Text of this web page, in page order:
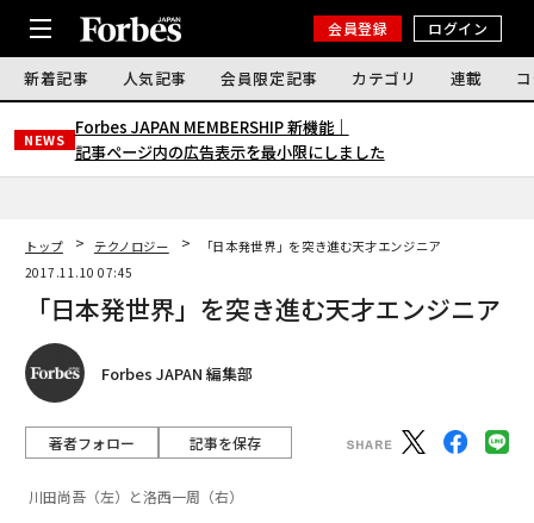
会員登録 ログイン
新着記事 人気記事 会員限定記事 カテゴリ 連載
NEWS
Forbes JAPAN MEMBERSHIP 新機能｜
記事ページ内の広告表示を最小限にしました
トップ テクノロジー
「日本発世界」を突き進む天才エンジニア
2017.11.10 07:45
「日本発世界」を突き進む天才エンジニア
Forbes JAPAN 編集部
著者フォロー 記事を保存
川田尚吾（左）と洛西一周（右）